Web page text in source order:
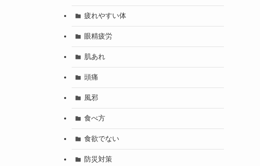
疲れやすい体
眼精疲労
肌あれ
頭痛
風邪
食べ方
食欲でない
防災対策